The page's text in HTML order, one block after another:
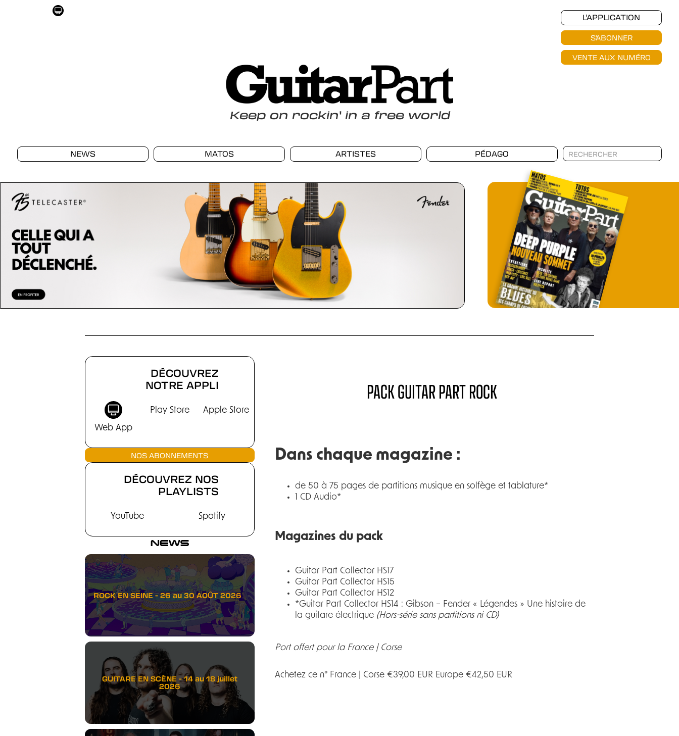
L'APPLICATION
S'ABONNER
VENTE AUX NUMÉRO
Keepon rockin' in a free world
NEWS MATOS ARTISTES PÉDAGO
DÉCOUVREZ
NOTRE APPLI
Web App
Play Store Apple Store
NOS ABONNEMENTS
DÉCOUVREZ NOS
PLAYLISTS
YouTube Spotify
NEWS
ROCK EN SEINE - 26 au 30 AOÛT 2026
GUITARE EN SCÈNE - 14 au 18 juillet
2026
PACK GUITAR PART ROCK
Dans chaque magazine :
de 50 à 75 pages de partitions musique en solfège et tablature*
1 CD Audio*
Magazines du pack
Guitar Part Collector HS17
Guitar Part Collector HS15
Guitar Part Collector HS12
*Guitar Part Collector HS14 : Gibson – Fender « Légendes » Une histoire de
la guitare électrique (Hors-série sans partitions ni CD)
Port offert pour la France | Corse
Achetez ce n° France | Corse €39,00 EUR Europe €42,50 EUR